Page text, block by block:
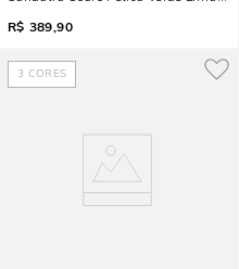
R$ 389,90
Amarelo
3 CORES